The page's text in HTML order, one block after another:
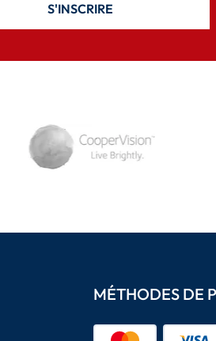
S'INSCRIRE
MÉTHODES DE